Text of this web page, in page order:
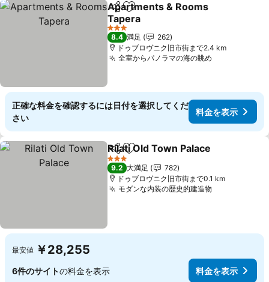
シェアお気に入りに追加
Apartments & Rooms
Tapera
料金を表示
3 ホテルのランク
8.4 満足
262
ドゥブロヴニク旧市街まで2.4 km
全室からパノラマの海の眺め
正確な料金を確認するには日付を選択してくだ
さい
料金を表示
シェアお気に入りに追加
Rilati Old Town Palace
3 ホテルのランク
9.2 大満足
782
ドゥブロヴニク旧市街まで0.1 km
モダンな内装の歴史的建造物
最安値 ￥28,255
6件のサイトの料金を表示 料金を表示